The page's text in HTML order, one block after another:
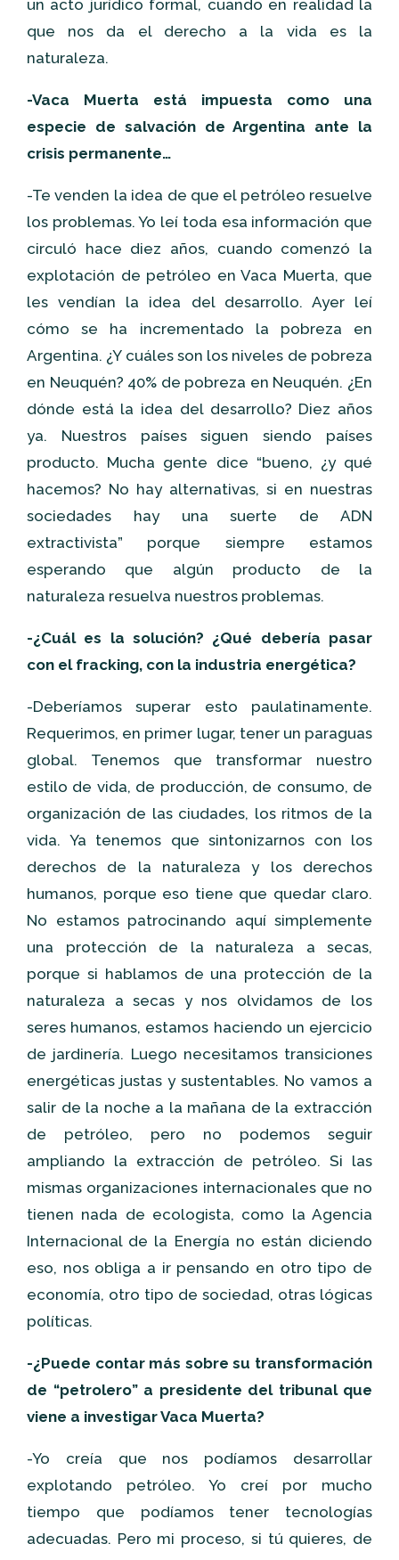
un acto jurídico formal, cuando en realidad la
que nos da el derecho a la vida es la
naturaleza.
-Vaca Muerta está impuesta como una
especie de salvación de Argentina ante la
crisis permanente…
-Te venden la idea de que el petróleo resuelve
los problemas. Yo leí toda esa información que
circuló hace diez años, cuando comenzó la
explotación de petróleo en Vaca Muerta, que
les vendían la idea del desarrollo. Ayer leí
cómo se ha incrementado la pobreza en
Argentina. ¿Y cuáles son los niveles de pobreza
en Neuquén? 40% de pobreza en Neuquén. ¿En
dónde está la idea del desarrollo? Diez años
ya. Nuestros países siguen siendo países
producto. Mucha gente dice “bueno, ¿y qué
hacemos? No hay alternativas, si en nuestras
sociedades hay una suerte de ADN
extractivista” porque siempre estamos
esperando que algún producto de la
naturaleza resuelva nuestros problemas.
-¿Cuál es la solución? ¿Qué debería pasar
con el fracking, con la industria energética?
-Deberíamos superar esto paulatinamente.
Requerimos, en primer lugar, tener un paraguas
global. Tenemos que transformar nuestro
estilo de vida, de producción, de consumo, de
organización de las ciudades, los ritmos de la
vida. Ya tenemos que sintonizarnos con los
derechos de la naturaleza y los derechos
humanos, porque eso tiene que quedar claro.
No estamos patrocinando aquí simplemente
una protección de la naturaleza a secas,
porque si hablamos de una protección de la
naturaleza a secas y nos olvidamos de los
seres humanos, estamos haciendo un ejercicio
de jardinería. Luego necesitamos transiciones
energéticas justas y sustentables. No vamos a
salir de la noche a la mañana de la extracción
de petróleo, pero no podemos seguir
ampliando la extracción de petróleo. Si las
mismas organizaciones internacionales que no
tienen nada de ecologista, como la Agencia
Internacional de la Energía no están diciendo
eso, nos obliga a ir pensando en otro tipo de
economía, otro tipo de sociedad, otras lógicas
políticas.
-¿Puede contar más sobre su transformación
de “petrolero” a presidente del tribunal que
viene a investigar Vaca Muerta?
-Yo creía que nos podíamos desarrollar
explotando petróleo. Yo creí por mucho
tiempo que podíamos tener tecnologías
adecuadas. Pero mi proceso, si tú quieres, de